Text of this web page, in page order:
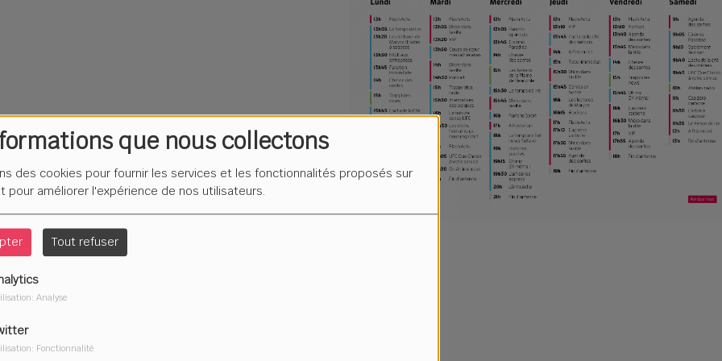
que nous collectons
des cookies pour fournir les services et les fonctionnalités proposés sur
pour améliorer l'expérience de nos utilisateurs.
Tout refuser
Analyse
Fonctionnalité
2021
ENFANTS - 17 MARS 2021